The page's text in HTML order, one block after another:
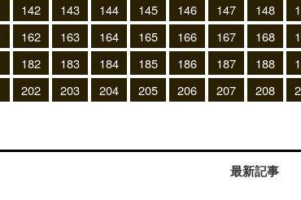
142 143 144 145 146 147 148
162 163 164 165 166 167 168
182 183 184 185 186 187 188
202 203 204 205 206 207 208
最新記事